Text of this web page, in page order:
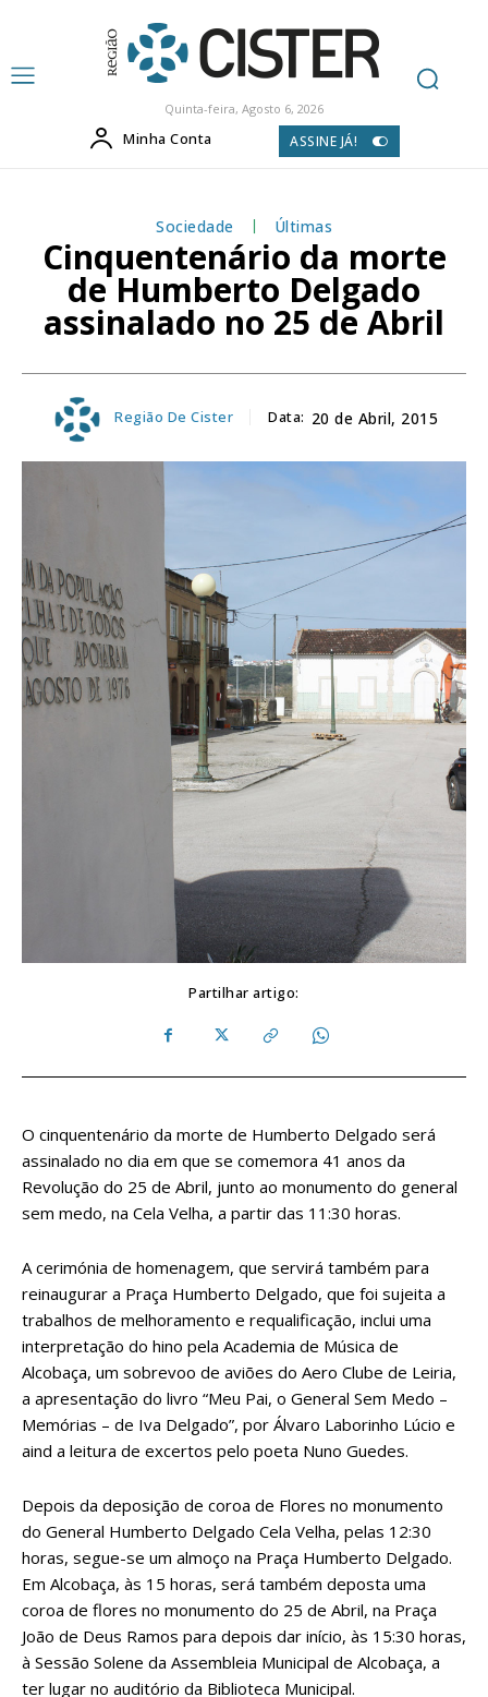
Quinta-feira, Agosto 6, 2026
Minha Conta ASSINE JÁ!
Sociedade Últimas
Cinquentenário da morte
de Humberto Delgado
assinalado no 25 de Abril
Região De Cister Data: 20 de Abril, 2015
Partilhar artigo:
O cinquentenário da morte de Humberto Delgado será
assinalado no dia em que se comemora 41 anos da
Revolução do 25 de Abril, junto ao monumento do general
sem medo, na Cela Velha, a partir das 11:30 horas.
A cerimónia de homenagem, que servirá também para
reinaugurar a Praça Humberto Delgado, que foi sujeita a
trabalhos de melhoramento e requalificação, inclui uma
interpretação do hino pela Academia de Música de
Alcobaça, um sobrevoo de aviões do Aero Clube de Leiria,
a apresentação do livro “Meu Pai, o General Sem Medo –
Memórias – de Iva Delgado”, por Álvaro Laborinho Lúcio e
aind a leitura de excertos pelo poeta Nuno Guedes.
Depois da deposição de coroa de Flores no monumento
do General Humberto Delgado Cela Velha, pelas 12:30
horas, segue-se um almoço na Praça Humberto Delgado.
Em Alcobaça, às 15 horas, será também deposta uma
coroa de flores no monumento do 25 de Abril, na Praça
João de Deus Ramos para depois dar início, às 15:30 horas,
à Sessão Solene da Assembleia Municipal de Alcobaça, a
ter lugar no auditório da Biblioteca Municipal.